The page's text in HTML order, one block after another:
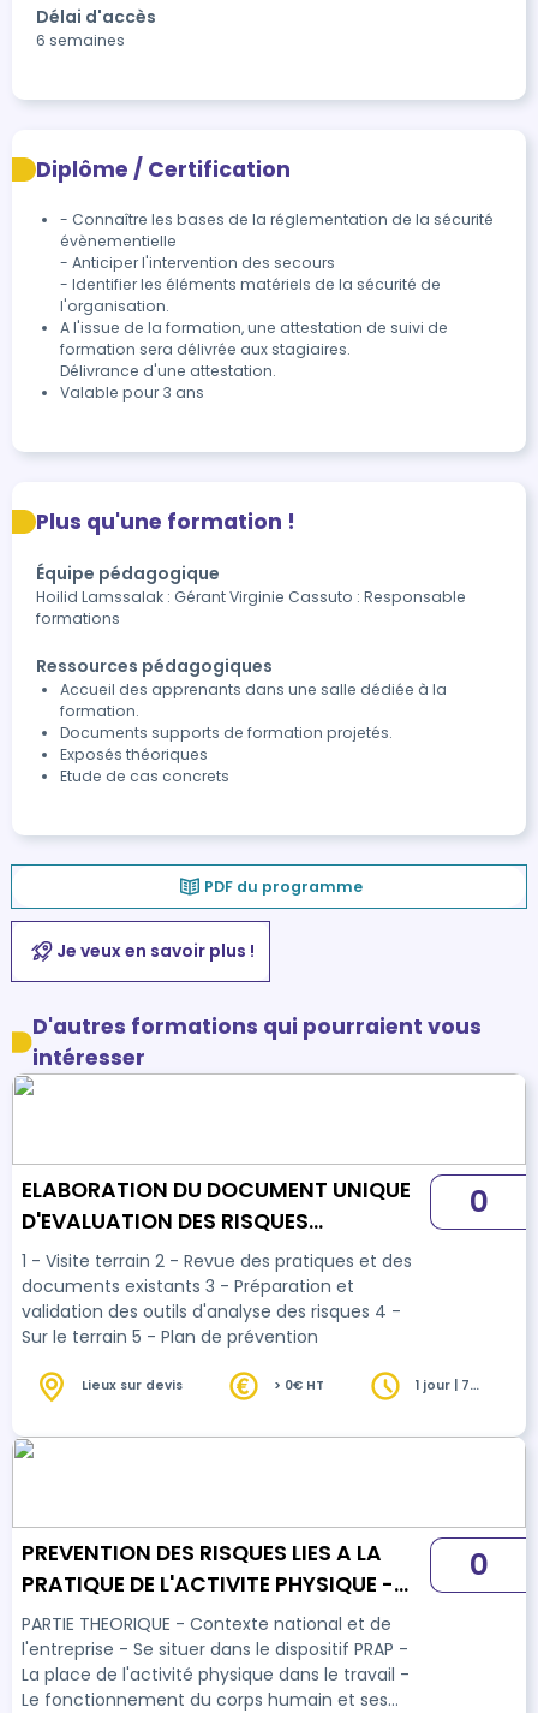
Délai d'accès
6 semaines
Diplôme / Certification
- Connaître les bases de la réglementation de la sécurité
évènementielle
- Anticiper l'intervention des secours
- Identifier les éléments matériels de la sécurité de
l'organisation.
A l'issue de la formation, une attestation de suivi de
formation sera délivrée aux stagiaires.
Délivrance d'une attestation.
Valable pour 3 ans
Plus qu'une formation !
Équipe pédagogique
Hoilid Lamssalak : Gérant Virginie Cassuto : Responsable
formations
Ressources pédagogiques
Accueil des apprenants dans une salle dédiée à la
formation.
Documents supports de formation projetés.
Exposés théoriques
Etude de cas concrets
PDF du programme
Je veux en savoir plus !
D'autres formations qui pourraient vous
intéresser
ELABORATION DU DOCUMENT UNIQUE
D'EVALUATION DES RISQUES
PROFESSIONNELS - DUERP
1 - Visite terrain 2 - Revue des pratiques et des
documents existants 3 - Préparation et
validation des outils d'analyse des risques 4 -
Sur le terrain 5 - Plan de prévention
0
Lieux sur devis > 0€ HT
1 jour | 7
PREVENTION DES RISQUES LIES A LA
PRATIQUE DE L'ACTIVITE PHYSIQUE -
PRAP IBC
PARTIE THEORIQUE - Contexte national et de
l'entreprise - Se situer dans le dispositif PRAP -
La place de l'activité physique dans le travail -
Le fonctionnement du corps humain et ses
0